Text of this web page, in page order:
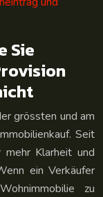
Sie
grössten und am
Seit
Klarheit und
ein Verkäufer
zu